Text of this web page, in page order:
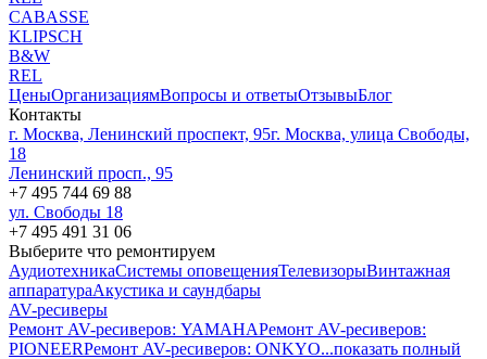
CABASSE
KLIPSCH
B&W
REL
ЦеныОрганизациямВопросы и ответыОтзывыБлог
Контакты
г. Москва, Ленинский проспект, 95г. Москва, улица Свободы,
18
Ленинский просп., 95
+7 495 744 69 88
ул. Свободы 18
+7 495 491 31 06
Выберите что ремонтируем
АудиотехникаСистемы оповещенияТелевизорыВинтажная
аппаратураАкустика и саундбары
AV-ресиверы
Ремонт AV-реcиверов: YAMAHAРемонт AV-реcиверов:
PIONEERРемонт AV-реcиверов: ONKYO...показать полный